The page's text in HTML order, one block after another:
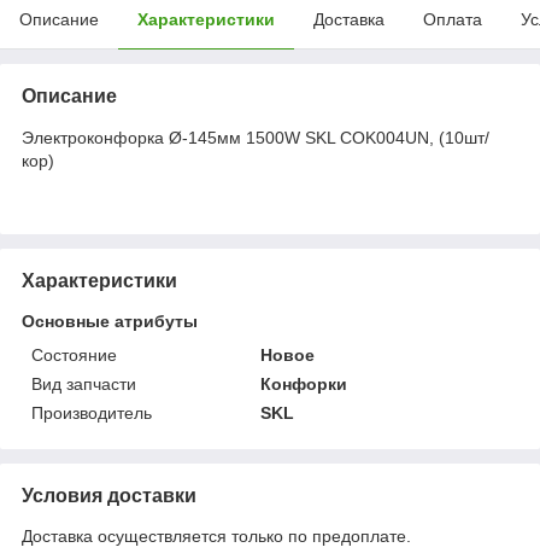
Описание Характеристики Доставка Оплата
Описание
Электроконфорка Ø-145мм 1500W SKL COK004UN, (10шт/
кор)
Характеристики
Основные атрибуты
Состояние
Новое
Вид запчасти
Конфорки
Производитель
SKL
Условия доставки
Доставка осуществляется только по предоплате.